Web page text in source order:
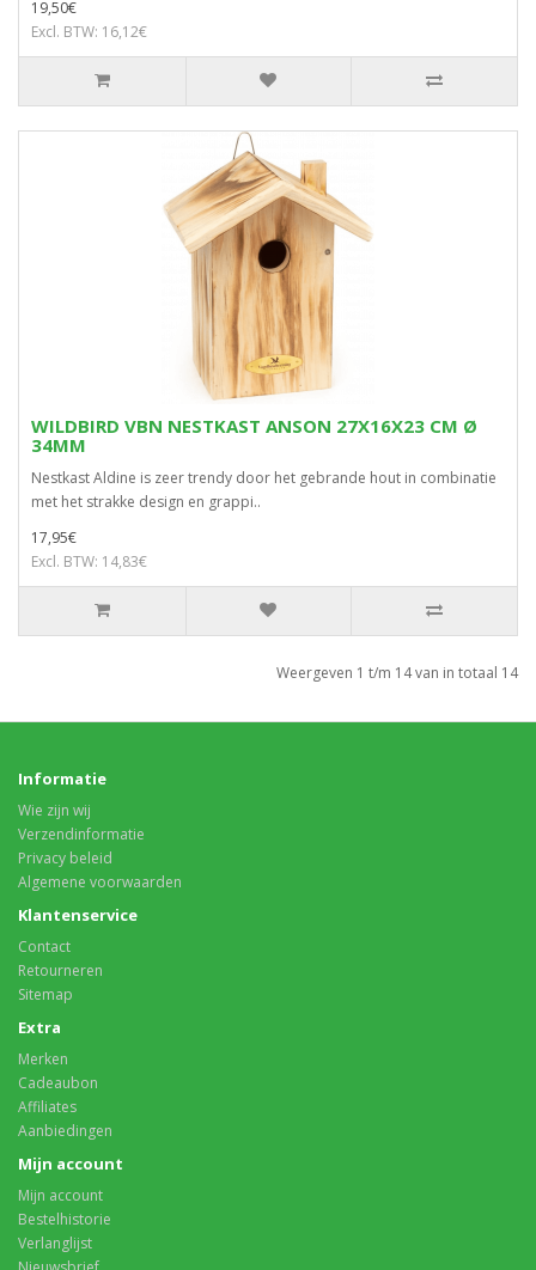
19,50€
Excl. BTW: 16,12€
WILDBIRD VBN NESTKAST ANSON 27X16X23 CM Ø
34MM
Nestkast Aldine is zeer trendy door het gebrande hout in combinatie
met het strakke design en grappi..
17,95€
Excl. BTW: 14,83€
Weergeven 1 t/m 14 van in totaal 14
Informatie
Wie zijn wij
Verzendinformatie
Privacy beleid
Algemene voorwaarden
Klantenservice
Contact
Retourneren
Sitemap
Extra
Merken
Cadeaubon
Affiliates
Aanbiedingen
Mijn account
Mijn account
Bestelhistorie
Verlanglijst